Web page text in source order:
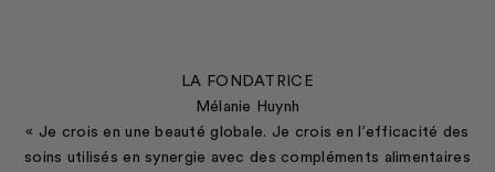
LA FONDATRICE
Mélanie Huynh
« Je crois en une beauté globale. Je crois en l’efficacité des
soins utilisés en synergie avec des compléments alimentaires